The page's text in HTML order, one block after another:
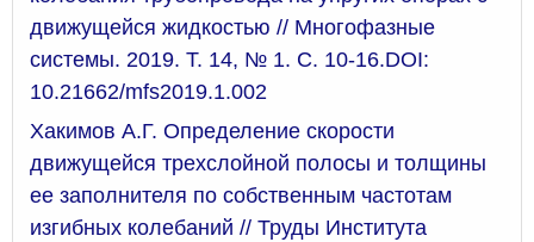
движущейся жидкостью // Многофазные
системы. 2019. Т. 14, № 1. С. 10-16.DOI:
10.21662/mfs2019.1.002
Хакимов А.Г. Определение скорости
движущейся трехслойной полосы и толщины
ее заполнителя по собственным частотам
изгибных колебаний // Труды Института